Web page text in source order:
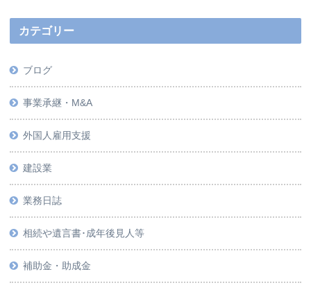
カテゴリー
ブログ
事業承継・M&A
外国人雇用支援
建設業
業務日誌
相続や遺言書･成年後見人等
補助金・助成金